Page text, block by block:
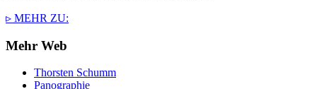
▹ MEHR ZU:
Mehr Web
Thorsten Schumm
Panographie